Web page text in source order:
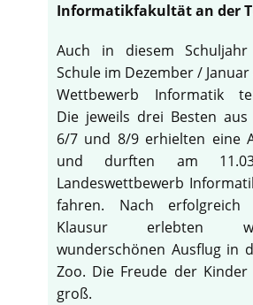
Informatikfakultät an der
Auch in diesem
Schule im Dezember /
Wettbewerb Informatik
Die jeweils drei Besten aus
6/7 und 8/9 erhielten eine
und durften am
Landeswettbewerb
fahren. Nach erfolgreich
Klausur erlebten
wunderschönen Ausflug in
Zoo. Die Freude der
groß.